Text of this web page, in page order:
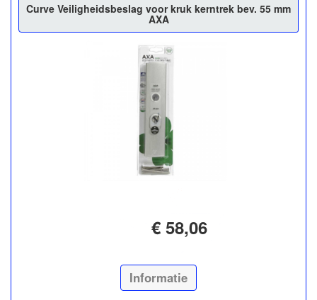
Curve Veiligheidsbeslag voor kruk kerntrek bev. 55 mm
AXA
€ 58,06
Informatie